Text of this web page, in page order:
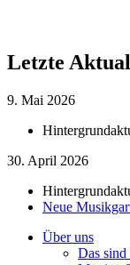
Letzte
9. Mai 2026
30. April 2026
Neue
Über uns
Das